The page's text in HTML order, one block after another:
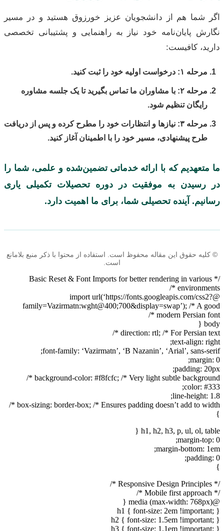
اگر شما هم از دانشجویان عزیز خورزوق هستید و در مسیر
نگارش پایان‌نامه خود نیاز به راهنمایی و پشتیبانی تخصصی
دارید، کافیست:
مرحله ۱: درخواست اولیه خود را ثبت کنید.
مرحله ۲: با مشاوران ما تماس بگیرید تا یک جلسه مشاوره
رایگان تنظیم شود.
مرحله ۳: نیازها و انتظارات خود را مطرح کرده و پس از دریافت
طرح پیشنهادی، مسیر خود را با اطمینان آغاز کنید.
ما متعهدیم که با ارائه خدماتی تضمین‌شده و علمی، شما را
در رسیدن به موفقیت در دوره تحصیلات تکمیلی یاری
رسانیم. آینده تحصیلی شما، برای ما اهمیت دارد.
© کلیه حقوق این مقاله محفوظ است. استفاده از محتوا با ذکر منبع بلامانع
است.
/* Basic Reset & Font Imports for better rendering in various
environments */
@import url(‘https://fonts.googleapis.com/css2?
family=Vazirmatn:wght@400;700&display=swap’); /* A good
modern Persian font */
body {
direction: rtl; /* For Persian text */
text-align: right;
font-family: ‘Vazirmatn’, ‘B Nazanin’, ‘Arial’, sans-serif;
margin: 0;
padding: 20px;
background-color: #f8fcfc; /* Very light subtle background */
color: #333;
line-height: 1.8;
box-sizing: border-box; /* Ensures padding doesn’t add to width */
}
h1, h2, h3, p, ul, ol, table {
margin-top: 0;
margin-bottom: 1em;
padding: 0;
}
/* Responsive Design Principles */
/* Mobile first approach */
@media (max-width: 768px) {
h1 { font-size: 2em !important; }
h2 { font-size: 1.5em !important; }
h3 { font-size: 1.1em !important; }